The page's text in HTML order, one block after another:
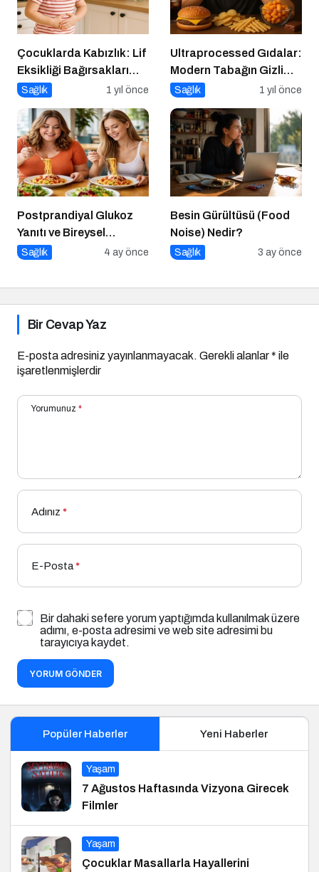
Çocuklarda Kabızlık: Lif
Eksikliği Bağırsakları
Nasıl Yavaşlatır?
Sağlık 1 yıl önce
Ultraprocessed Gıdalar:
Modern Tabağın Gizli
Psikobiyolojisi
Sağlık 1 yıl önce
Postprandiyal Glukoz
Yanıtı ve Bireysel
Farklılıklar
Sağlık 4 ay önce
Besin Gürültüsü (Food
Noise) Nedir?
Sağlık 3 ay önce
Bir Cevap Yaz
E-posta adresiniz yayınlanmayacak. Gerekli alanlar* ile
işaretlenmişlerdir
Yorumunuz *
Adınız *
E-Posta*
Bir dahaki sefere yorum yaptığımda kullanılmak üzere
adımı, e-posta adresimi ve web site adresimi bu
tarayıcıya kaydet.
YORUM GÖNDER
Popüler Haberler Yeni Haberler
Yaşam
7 Ağustos Haftasında Vizyona Girecek
Filmler
Yaşam
Çocuklar Masallarla Hayallerini